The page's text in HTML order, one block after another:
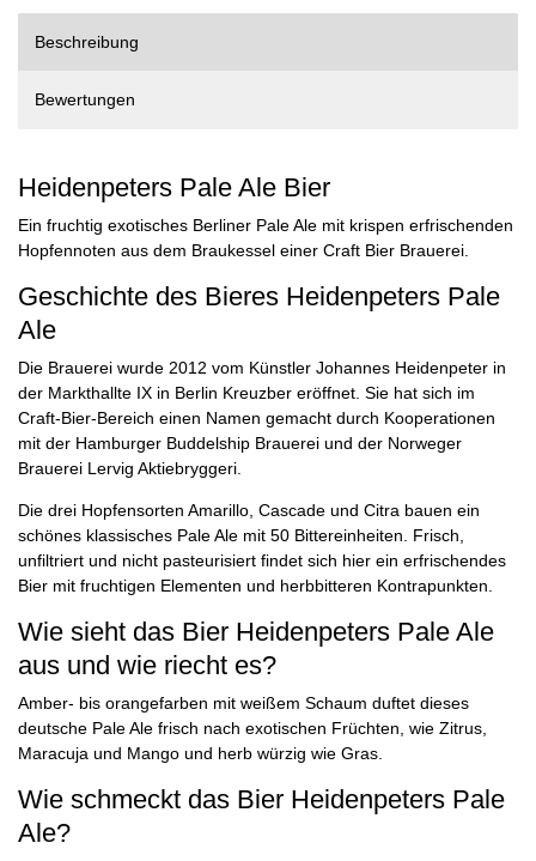
Beschreibung
Bewertungen
Heidenpeters Pale Ale Bier
Ein fruchtig exotisches Berliner Pale Ale mit krispen erfrischenden
Hopfennoten aus dem Braukessel einer Craft Bier Brauerei.
Geschichte des Bieres Heidenpeters Pale
Ale
Die Brauerei wurde 2012 vom Künstler Johannes Heidenpeter in
der Markthallte IX in Berlin Kreuzber eröffnet. Sie hat sich im
Craft-Bier-Bereich einen Namen gemacht durch Kooperationen
mit der Hamburger Buddelship Brauerei und der Norweger
Brauerei Lervig Aktiebryggeri.
Die drei Hopfensorten Amarillo, Cascade und Citra bauen ein
schönes klassisches Pale Ale mit 50 Bittereinheiten. Frisch,
unfiltriert und nicht pasteurisiert findet sich hier ein erfrischendes
Bier mit fruchtigen Elementen und herbbitteren Kontrapunkten.
Wie sieht das Bier Heidenpeters Pale Ale
aus und wie riecht es?
Amber- bis orangefarben mit weißem Schaum duftet dieses
deutsche Pale Ale frisch nach exotischen Früchten, wie Zitrus,
Maracuja und Mango und herb würzig wie Gras.
Wie schmeckt das Bier Heidenpeters Pale
Ale?